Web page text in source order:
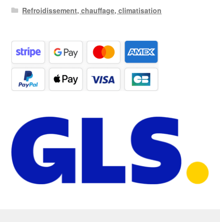
Refroidissement, chauffage, climatisation